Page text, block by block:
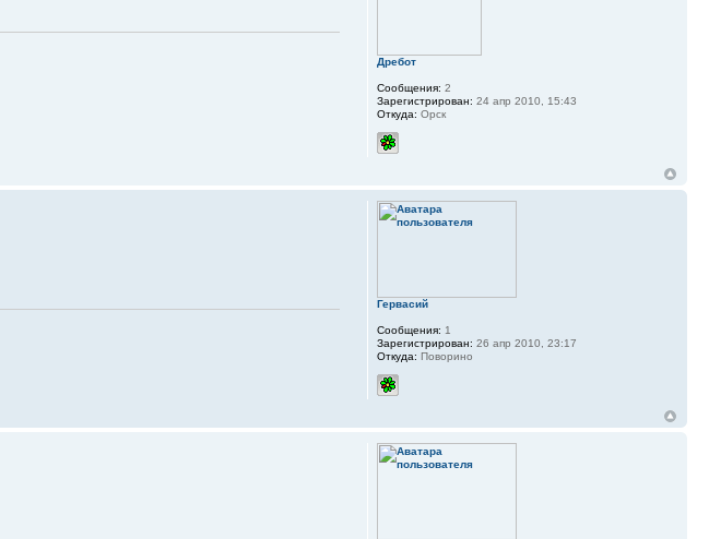
Дребот
Сообщения: 2
Зарегистрирован: 24 апр 2010, 15:43
Откуда: Орск
Гервасий
Сообщения: 1
Зарегистрирован: 26 апр 2010, 23:17
Откуда: Поворино